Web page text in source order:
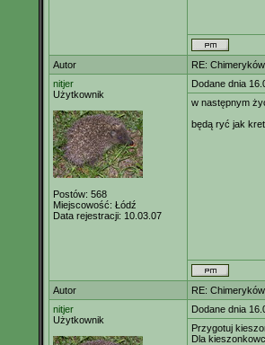
Autor
RE:
nitjer
Użytkownik
Postów: 568
Miejscowość: Łódź
Data rejestracji: 10.03.07
Dodane dnia
w następnym
będą ryć jak
Autor
RE:
nitjer
Użytkownik
Dodane dnia
Przygotuj
Dla